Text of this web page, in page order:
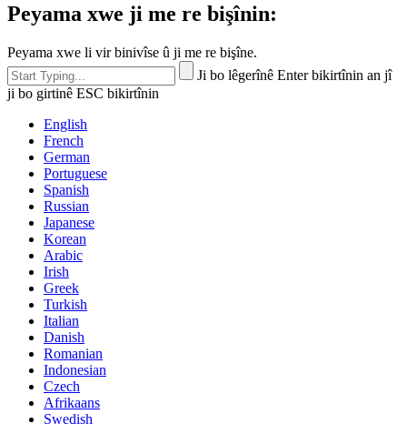
Peyama xwe ji me re bişînin:
Peyama xwe li vir binivîse û ji me re bişîne.
Ji bo lêgerînê Enter bikirtînin an jî
ji bo girtinê ESC bikirtînin
English
French
German
Portuguese
Spanish
Russian
Japanese
Korean
Arabic
Irish
Greek
Turkish
Italian
Danish
Romanian
Indonesian
Czech
Afrikaans
Swedish